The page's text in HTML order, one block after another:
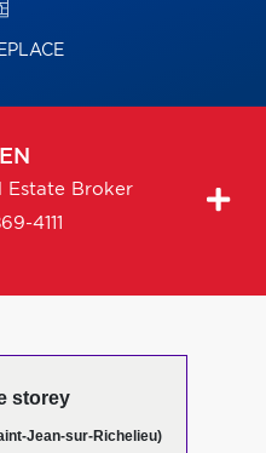
Estate Broker
4111
storey
Jean-sur-Richelieu)